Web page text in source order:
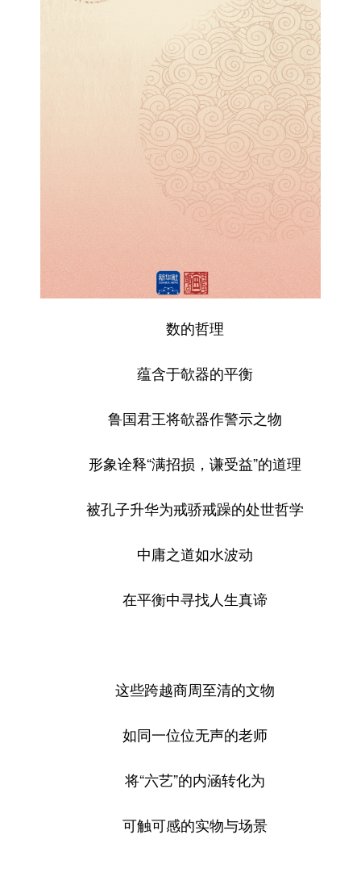
数的哲理
蕴含于欹器的平衡
鲁国君王将欹器作警示之物
形象诠释“满招损，谦受益”的道理
被孔子升华为戒骄戒躁的处世哲学
中庸之道如水波动
在平衡中寻找人生真谛
这些跨越商周至清的文物
如同一位位无声的老师
将“六艺”的内涵转化为
可触可感的实物与场景